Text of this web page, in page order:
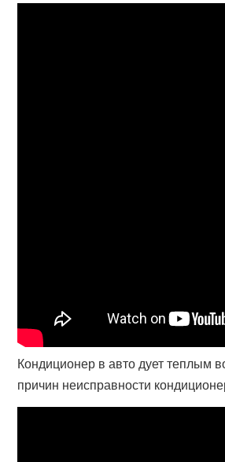
Кондиционер в авто дует теплым
причин неисправности